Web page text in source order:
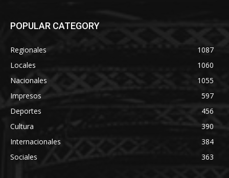
POPULAR CATEGORY
Regionales
1087
Locales
1060
Nacionales
1055
Impresos
597
Deportes
456
Cultura
390
Internacionales
384
Sociales
363